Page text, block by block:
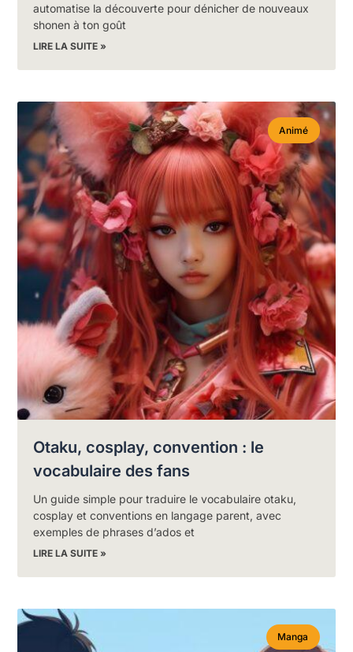
automatise la découverte pour dénicher de nouveaux
shonen à ton goût
LIRE LA SUITE »
Animé
Otaku, cosplay, convention : le
vocabulaire des fans
Un guide simple pour traduire le vocabulaire otaku,
cosplay et conventions en langage parent, avec
exemples de phrases d’ados et
LIRE LA SUITE »
Manga